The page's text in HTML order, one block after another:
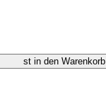
st in den Warenkorb